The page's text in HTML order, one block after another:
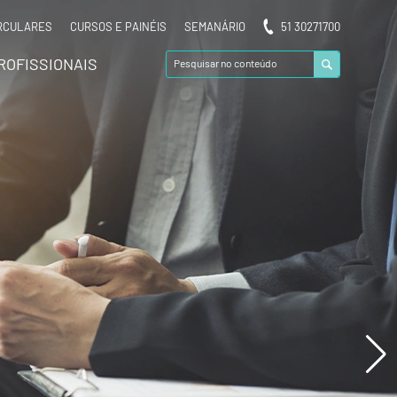
CURSOS E PAINÉIS SEMANÁRIO 51 30271700